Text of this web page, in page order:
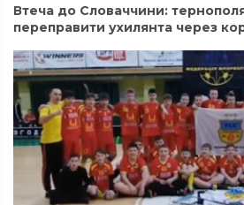
Втеча до Словаччини:
переправити ухилянта через